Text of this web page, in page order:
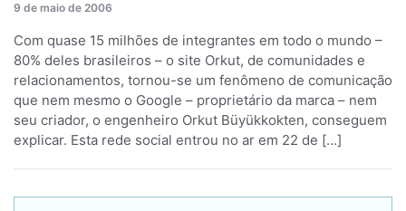
9 de maio de 2006
Com quase 15 milhões de integrantes em todo o mundo –
80% deles brasileiros – o site Orkut, de comunidades e
relacionamentos, tornou-se um fenômeno de comunicação
que nem mesmo o Google – proprietário da marca – nem
seu criador, o engenheiro Orkut Büyükkokten, conseguem
explicar. Esta rede social entrou no ar em 22 de […]